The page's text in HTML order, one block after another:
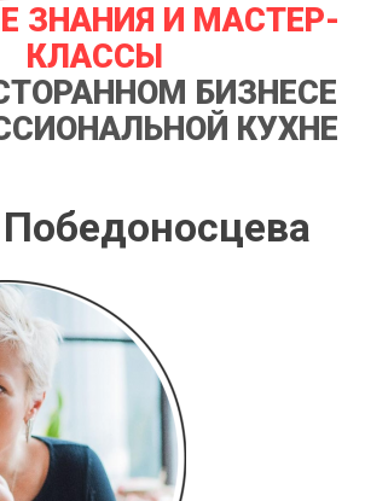
ЗНАНИЯ И МАСТЕР-
КЛАССЫ
БИЗНЕСЕ
КУХНЕ